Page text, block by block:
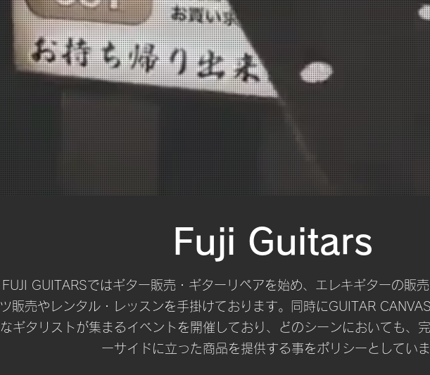
Fuji Guitars
FUJI GUITARSではギター販売・ギターリペアを始め、エレキギターの販
ツ販売やレンタル・レッスンを手掛けております。同時にGUITAR
なギタリストが集まるイベントを開催しており、どのシーンにおいても、
ーサイドに立った商品を提供する事をポリシーとしてい